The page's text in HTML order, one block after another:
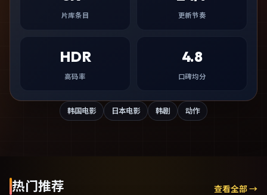
片库条目 更新节奏
HDR
高码率
4.8
口碑均分
韩国电影 日本电影 韩剧 动作
热门推荐 查看全部 →